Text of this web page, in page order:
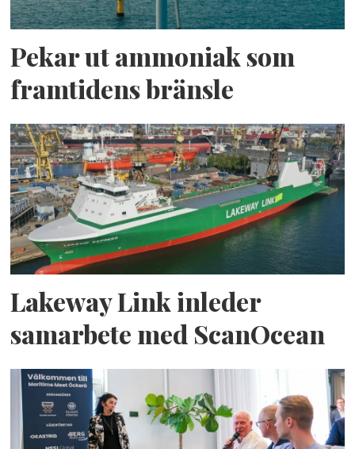
Pekar ut ammoniak som
framtidens bränsle
Lakeway Link inleder
samarbete med ScanOcean